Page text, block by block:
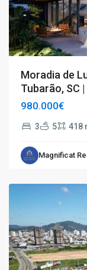
Moradia de
Tubarão, SC
980.000€
3 5 418
Magnificat
T4+